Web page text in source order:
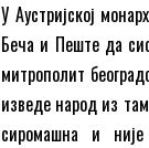
У Аустријској
Беча и Пеште да
митрополит
изведе народ из
сиромашна и